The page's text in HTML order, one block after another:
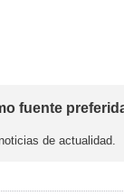
fuente
de actualidad.